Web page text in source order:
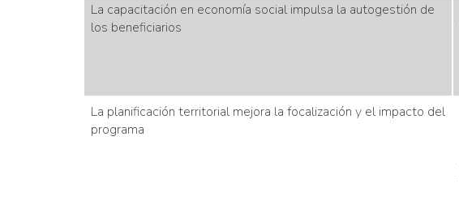
La capacitación en economía social impulsa la autogestión de
los beneficiarios
La planificación territorial mejora la focalización y el impacto del
programa